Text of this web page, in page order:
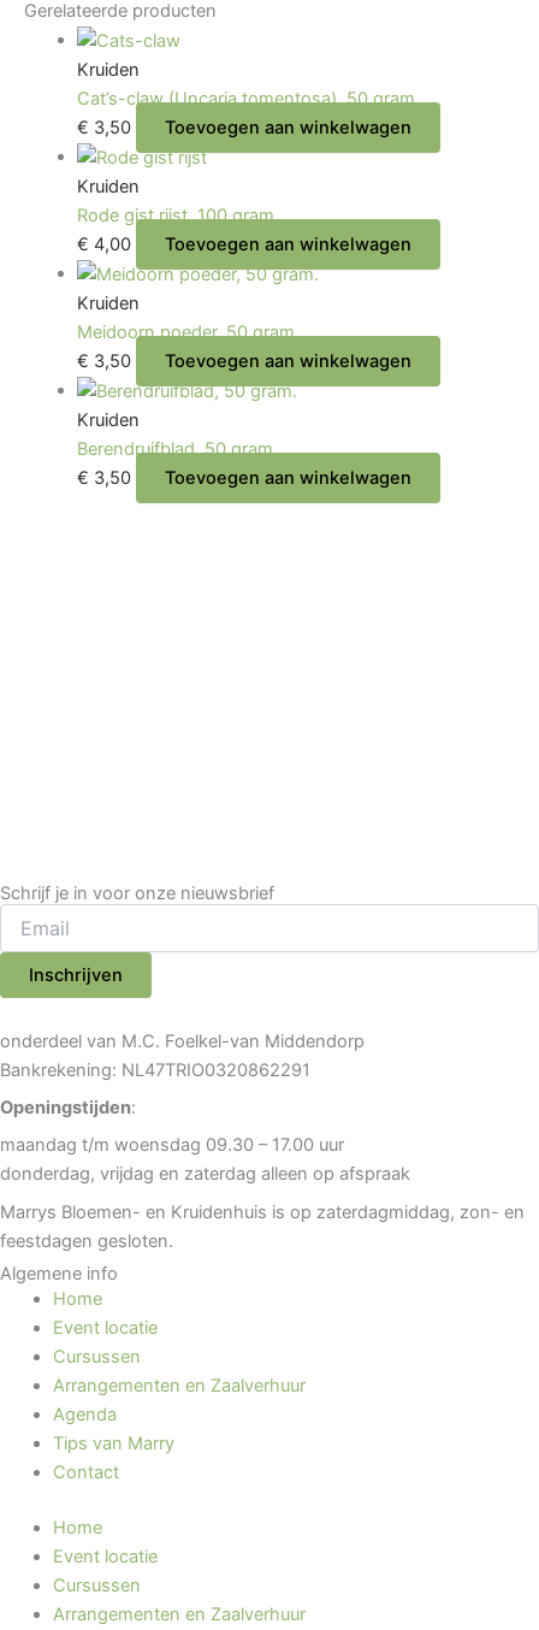
Gerelateerde producten
Kruiden
Cat’s-claw (Uncaria tomentosa), 50 gram.
€ 3,50 Toevoegen aan winkelwagen
Kruiden
Rode gist rijst, 100 gram.
€ 4,00 Toevoegen aan winkelwagen
Kruiden
Meidoorn poeder, 50 gram.
€ 3,50 Toevoegen aan winkelwagen
Kruiden
Berendruifblad, 50 gram.
€ 3,50 Toevoegen aan winkelwagen
Schrijf je in voor onze nieuwsbrief
Inschrijven
onderdeel van M.C. Foelkel-van Middendorp
Bankrekening: NL47TRIO0320862291
Openingstijden:
maandag t/m woensdag 09.30 – 17.00 uur
donderdag, vrijdag en zaterdag alleen op afspraak
Marrys Bloemen- en Kruidenhuis is op zaterdagmiddag, zon- en
feestdagen gesloten.
Algemene info
Home
Event locatie
Cursussen
Arrangementen en Zaalverhuur
Agenda
Tips van Marry
Contact
Home
Event locatie
Cursussen
Arrangementen en Zaalverhuur